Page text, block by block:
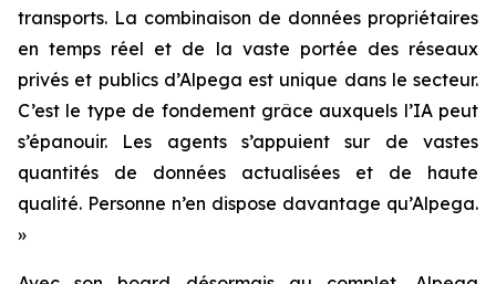
transports. La combinaison de données propriétaires
en temps réel et de la vaste portée des réseaux
privés et publics d’Alpega est unique dans le secteur.
C’est le type de fondement grâce auxquels l’IA peut
s’épanouir. Les agents s’appuient sur de vastes
quantités de données actualisées et de haute
qualité. Personne n’en dispose davantage qu’Alpega.
»